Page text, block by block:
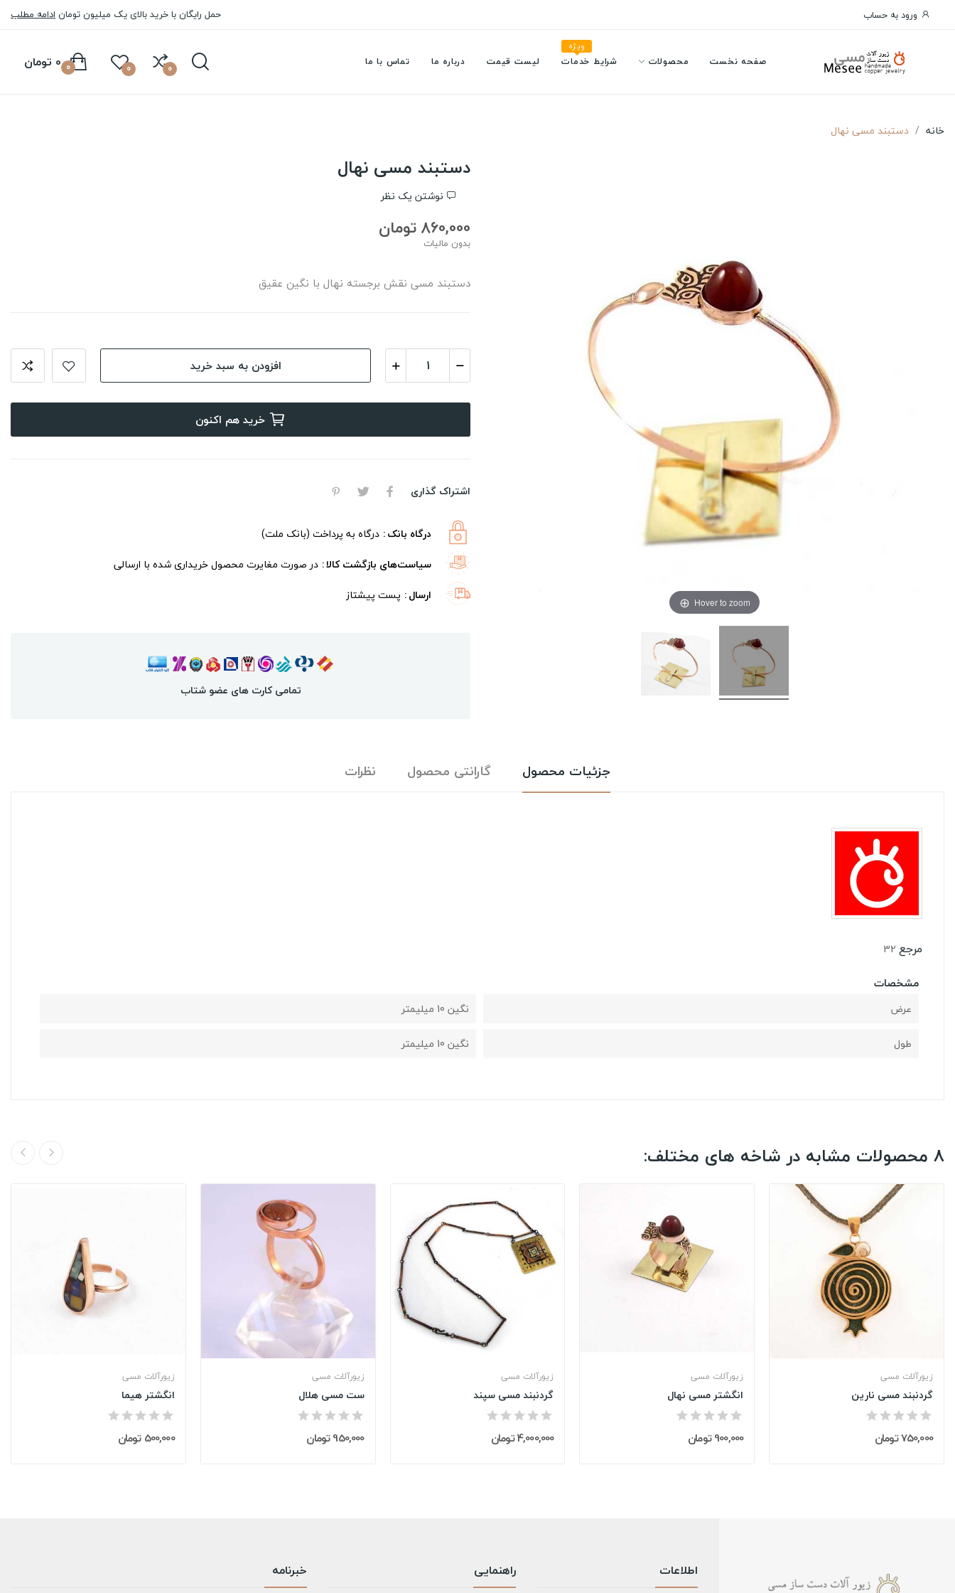
ورود به حساب حمل رایگان با خرید بالای یک میلیون تومان ادامه مطلب
صفحه نخست محصولات شرایط خدمات
ویژه
لیست قیمت درباره ما تماس با ما 0
0 0 تومان 0
خانه دستبند مسی نهال
Hover to zoom
دستبند مسی نهال
نوشتن یک نظر
860,000 تومان
بدون مالیات
دستبند مسی نقش برجسته نهال با نگین عقیق
افزودن به سبد خرید
خرید هم اکنون
اشتراک گذاری
درگاه بانک درگاه به پرداخت (بانک ملت)
سیاست‌های بازگشت کالا در صورت مغایرت محصول خریداری شده با ارسالی
ارسال پست پیشتاز
تمامی کارت های عضو شتاب
جزئیات محصول گارانتی محصول نظرات
مرجع 32
مشخصات
عرض
نگین 10 میلیمتر
طول
نگین 10 میلیمتر
8 محصولات مشابه در شاخه های مختلف:
زیورآلات مسی
انگشتر هیما
500,000 تومان
زیورآلات مسی
ست مسی هلال
950,000 تومان
زیورآلات مسی
گردنبند مسی سپند
4,000,000 تومان
زیورآلات مسی
انگشتر مسی نهال
900,000 تومان
زیورآلات مسی
گردنبند مسی نارین
750,000 تومان
اطلاعات راهنمایی خبرنامه